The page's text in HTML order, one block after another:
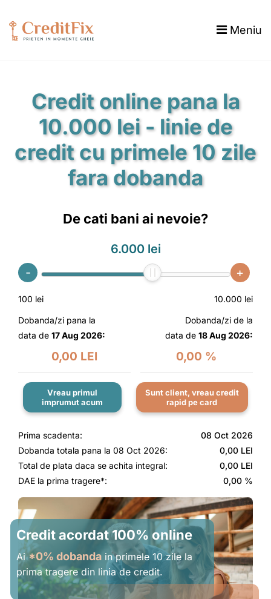
Meniu
Credit online pana la
10.000 lei - linie de
credit cu primele 10 zile
fara dobanda
De cati bani ai nevoie?
6.000 lei
-
+
100 lei 10.000 lei
Dobanda/zi pana la
data de 17 Aug 2026:
0,00 LEI
Dobanda/zi de la
data de 18 Aug 2026:
0,00 %
Vreau primul
imprumut acum
Sunt client, vreau credit
rapid pe card
Prima scadenta:
08 Oct 2026
Dobanda totala pana la 08 Oct 2026:
0,00 LEI
Total de plata daca se achita integral:
0,00 LEI
DAE la prima tragere*:
0,00 %
Credit acordat 100% online
Ai*0% dobanda in primele 10 zile la
prima tragere din linia de credit.